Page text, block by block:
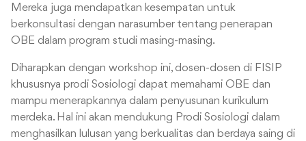
Mereka juga mendapatkan kesempatan untuk
berkonsultasi dengan narasumber tentang penerapan
OBE dalam program studi masing-masing.
Diharapkan dengan workshop ini, dosen-dosen di FISIP
khususnya prodi Sosiologi dapat memahami OBE dan
mampu menerapkannya dalam penyusunan kurikulum
merdeka. Hal ini akan mendukung Prodi Sosiologi dalam
menghasilkan lulusan yang berkualitas dan berdaya saing di